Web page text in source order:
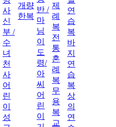
사
신
부 /
수
녀
천
사
어
린
이
성
개량
한복
반 /
마
님
이
도
령/
아
씨
어
린
이
제
례
복
전
통
혼
례
복
무
용
복
교
연
습
복
바
지
연
습
복
상
의
연